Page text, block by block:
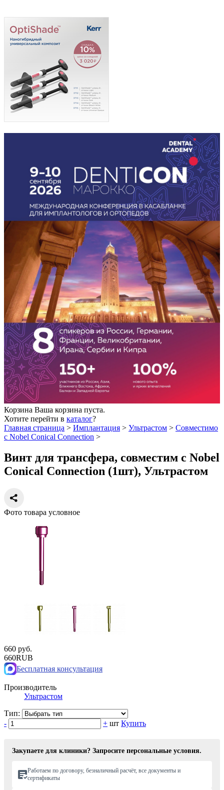
Корзина Ваша корзина пуста.
Хотите перейти в каталог?
Главная страница > Имплантация > Ультрастом > Совместимо
с Nobel Conical Connection >
Винт для трансфера, совместим с Nobel
Conical Connection (1шт), Ультрастом
Фото товара условное
660 руб.
660RUB
Бесплатная консультация
Производитель
Ультрастом
Тип:
-
+ шт Купить
Закупаете для клиники? Запросите персональные условия.
Работаем по договору, безналичный расчёт, все документы и
сертификаты